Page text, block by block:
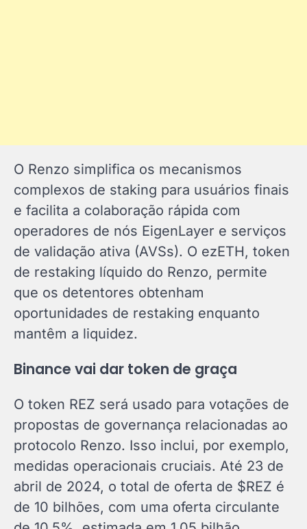
O Renzo simplifica os mecanismos
complexos de staking para usuários finais
e facilita a colaboração rápida com
operadores de nós EigenLayer e serviços
de validação ativa (AVSs). O ezETH, token
de restaking líquido do Renzo, permite
que os detentores obtenham
oportunidades de restaking enquanto
mantêm a liquidez.
Binance vai dar token de graça
O token REZ será usado para votações de
propostas de governança relacionadas ao
protocolo Renzo. Isso inclui, por exemplo,
medidas operacionais cruciais. Até 23 de
abril de 2024, o total de oferta de $REZ é
de 10 bilhões, com uma oferta circulante